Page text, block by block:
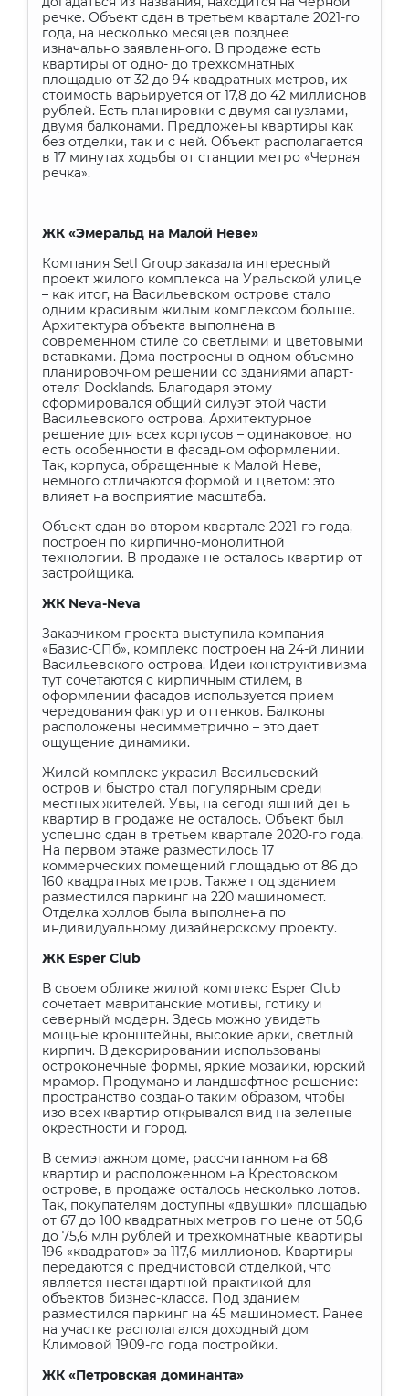
речке. Объект сдан в третьем квартале 2021-го
года, на несколько месяцев позднее
изначально заявленного. В продаже есть
квартиры от одно- до трехкомнатных
площадью от 32 до 94 квадратных метров, их
стоимость варьируется от 17,8 до 42 миллионов
рублей. Есть планировки с двумя санузлами,
двумя балконами. Предложены квартиры как
без отделки, так и с ней. Объект располагается
в 17 минутах ходьбы от станции метро «Черная
речка».
ЖК «Эмеральд на Малой Неве»
Компания Setl Group заказала интересный
проект жилого комплекса на Уральской улице
– как итог, на Васильевском острове стало
одним красивым жилым комплексом больше.
Архитектура объекта выполнена в
современном стиле со светлыми и цветовыми
вставками. Дома построены в одном объемно-
планировочном решении со зданиями апарт-
отеля Docklands. Благодаря этому
сформировался общий силуэт этой части
Васильевского острова. Архитектурное
решение для всех корпусов – одинаковое, но
есть особенности в фасадном оформлении.
Так, корпуса, обращенные к Малой Неве,
немного отличаются формой и цветом: это
влияет на восприятие масштаба.
Объект сдан во втором квартале 2021-го года,
построен по кирпично-монолитной
технологии. В продаже не осталось квартир от
застройщика.
ЖК Neva-Neva
Заказчиком проекта выступила компания
«Базис-СПб», комплекс построен на 24-й линии
Васильевского острова. Идеи конструктивизма
тут сочетаются с кирпичным стилем, в
оформлении фасадов используется прием
чередования фактур и оттенков. Балконы
расположены несимметрично – это дает
ощущение динамики.
Жилой комплекс украсил Васильевский
остров и быстро стал популярным среди
местных жителей. Увы, на сегодняшний день
квартир в продаже не осталось. Объект был
успешно сдан в третьем квартале 2020-го года.
На первом этаже разместилось 17
коммерческих помещений площадью от 86 до
160 квадратных метров. Также под зданием
разместился паркинг на 220 машиномест.
Отделка холлов была выполнена по
индивидуальному дизайнерскому проекту.
ЖК Esper Club
В своем облике жилой комплекс Esper Club
сочетает мавританские мотивы, готику и
северный модерн. Здесь можно увидеть
мощные кронштейны, высокие арки, светлый
кирпич. В декорировании использованы
остроконечные формы, яркие мозаики, юрский
мрамор. Продумано и ландшафтное решение:
пространство создано таким образом, чтобы
изо всех квартир открывался вид на зеленые
окрестности и город.
В семиэтажном доме, рассчитанном на 68
квартир и расположенном на Крестовском
острове, в продаже осталось несколько лотов.
Так, покупателям доступны «двушки» площадью
от 67 до 100 квадратных метров по цене от 50,6
до 75,6 млн рублей и трехкомнатные квартиры
196 «квадратов» за 117,6 миллионов. Квартиры
передаются с предчистовой отделкой, что
является нестандартной практикой для
объектов бизнес-класса. Под зданием
разместился паркинг на 45 машиномест. Ранее
на участке располагался доходный дом
Климовой 1909-го года постройки.
ЖК «Петровская доминанта»